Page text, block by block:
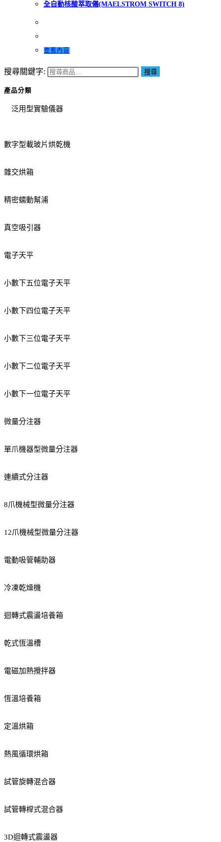
全自動核酸萃取儀(MAELSTROM SWITCH 8)
查看內容
搜尋關鍵字: 搜尋
產品分類
泛用型實驗儀器
數字型載玻片烘乾機
雜交烘箱
精密蠕動幫浦
真空吸引器
電子天平
小數下五位電子天平
小數下四位電子天平
小數下三位電子天平
小數下二位電子天平
小數下一位電子天平
微量分注器
單爪機器型微量分注器
連續式分注器
8爪機械型微量分注器
12爪機械型微量分注器
電動吸管輔助器
冷凍乾燥機
迴轉式震盪培養箱
乾式恆溫槽
電磁加熱攪拌器
恆溫培養箱
定溫烘箱
熱風循環烘箱
試管旋轉混合器
試管轉桿式混合器
3D迴轉式震盪器